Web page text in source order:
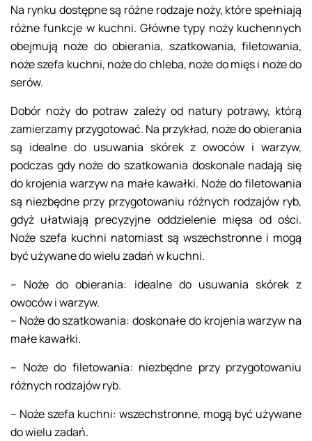
Na rynku dostępne są różne rodzaje noży, które spełniają
różne funkcje w kuchni. Główne typy noży kuchennych
obejmują noże do obierania, szatkowania, filetowania,
noże szefa kuchni, noże do chleba, noże do mięs i noże do
serów.
Dobór noży do potraw zależy od natury potrawy, którą
zamierzamy przygotować. Na przykład, noże do obierania
są idealne do usuwania skórek z owoców i warzyw,
podczas gdy noże do szatkowania doskonale nadają się
do krojenia warzyw na małe kawałki. Noże do filetowania
są niezbędne przy przygotowaniu różnych rodzajów ryb,
gdyż ułatwiają precyzyjne oddzielenie mięsa od ości.
Noże szefa kuchni natomiast są wszechstronne i mogą
być używane do wielu zadań w kuchni.
– Noże do obierania: idealne do usuwania skórek z
owoców i warzyw.
– Noże do szatkowania: doskonałe do krojenia warzyw na
małe kawałki.
– Noże do filetowania: niezbędne przy przygotowaniu
różnych rodzajów ryb.
– Noże szefa kuchni: wszechstronne, mogą być używane
do wielu zadań.